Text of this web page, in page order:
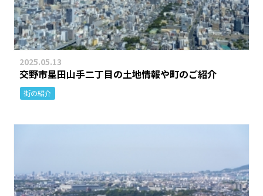
2025.05.13
交野市星田山手二丁目の土地情報や町のご紹介
街の紹介